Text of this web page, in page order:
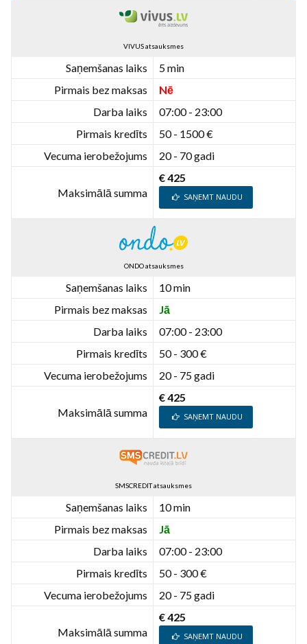
VIVUS atsauksmes
Saņemšanas laiks
5 min
Pirmais bez maksas
Nē
Darba laiks
07:00 - 23:00
Pirmais kredīts
50 - 1500 €
Vecuma ierobežojums
20 - 70 gadi
Maksimālā summa
€ 425
SAŅEMT NAUDU
ONDO atsauksmes
Saņemšanas laiks
10 min
Pirmais bez maksas
Jā
Darba laiks
07:00 - 23:00
Pirmais kredīts
50 - 300 €
Vecuma ierobežojums
20 - 75 gadi
Maksimālā summa
€ 425
SAŅEMT NAUDU
SMSCREDIT atsauksmes
Saņemšanas laiks
10 min
Pirmais bez maksas
Jā
Darba laiks
07:00 - 23:00
Pirmais kredīts
50 - 300 €
Vecuma ierobežojums
20 - 75 gadi
Maksimālā summa
€ 425
SAŅEMT NAUDU